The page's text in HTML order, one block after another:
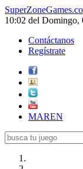
10:02 del Domingo,
Contáctanos
Regístrate
MAREN